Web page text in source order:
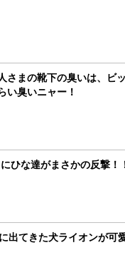
さまの靴下の臭いは、ビ
い臭いニャー！
ひな達がまさかの反撃！
出てきた犬ライオンが可